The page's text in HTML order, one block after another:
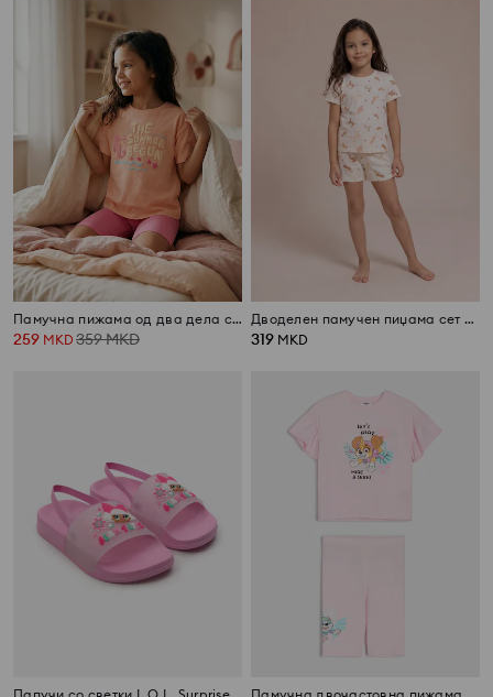
Памучна пижама од два дела со летен принт
259 MKD 359MKD
Дводелен памучен пиџама сет со мотив на кучиња
319 MKD